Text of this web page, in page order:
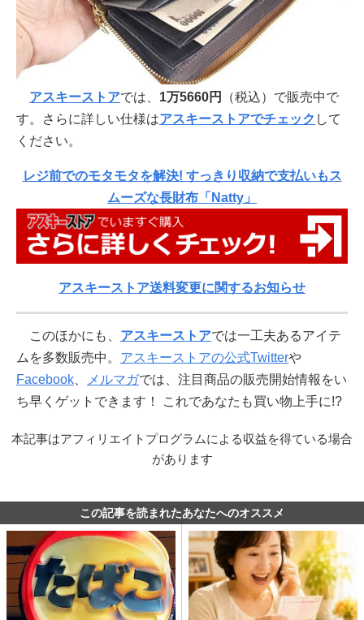
アスキーストアでは、 1万5660円
（税込）で販売中で
す。さらに詳しい仕様はアスキーストアでチェック して
ください。
レジ前でのモタモタを解決! すっきり収納で支払いもス
ムーズな長財布「Natty」
アスキーストア送料変更に関するお知らせ
このほかにも、 アスキーストアでは一工夫あるアイテ
ムを多数販売中。 アスキーストアの公式Twitterや
Facebook
メルマガでは、注目商品の販売開始情報をい
ち早くゲットできます！ これであなたも買い物上手に!?
本記事はアフィリエイトプログラムによる収益を得ている場合
があります
この記事を読まれたあなたへのオススメ